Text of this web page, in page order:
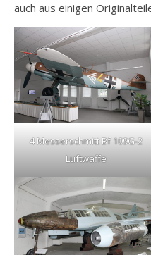
auch aus einigen
4 Messerschmitt Bf 109G-2
Luftwaffe